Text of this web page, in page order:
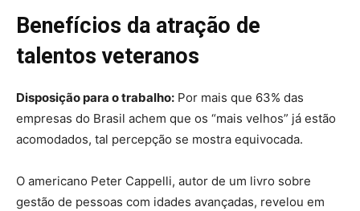
Benefícios da atração de
talentos veteranos
Disposição para o trabalho: Por mais que 63% das
empresas do Brasil achem que os “mais velhos” já estão
acomodados, tal percepção se mostra equivocada.
O americano Peter Cappelli, autor de um livro sobre
gestão de pessoas com idades avançadas, revelou em